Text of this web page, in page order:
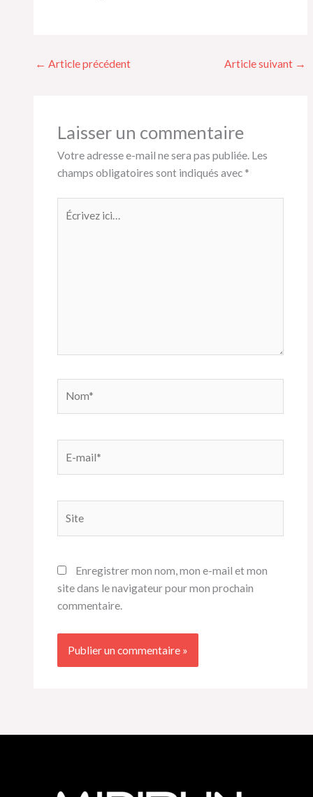
← Article précédent Article suivant →
Laisser un commentaire
Votre adresse e-mail ne sera pas publiée. Les
champs obligatoires sont indiqués avec *
ici…
mail*
Enregistrer mon nom, mon e-mail et mon
site dans le navigateur pour mon prochain
commentaire.